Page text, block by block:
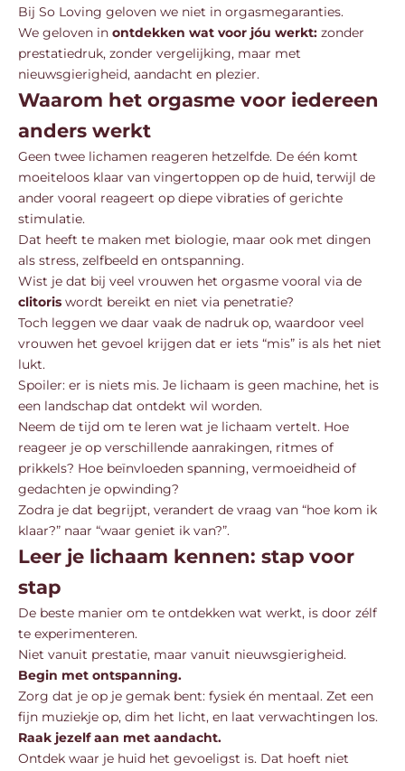
Bij So Loving geloven we niet in orgasmegaranties.
We geloven in ontdekken wat voor jóu werkt: zonder
prestatiedruk, zonder vergelijking, maar met
nieuwsgierigheid, aandacht en plezier.
Waarom het orgasme voor iedereen
anders werkt
Geen twee lichamen reageren hetzelfde. De één komt
moeiteloos klaar van vingertoppen op de huid, terwijl de
ander vooral reageert op diepe vibraties of gerichte
stimulatie.
Dat heeft te maken met biologie, maar ook met dingen
als stress, zelfbeeld en ontspanning.
Wist je dat bij veel vrouwen het orgasme vooral via de
clitoris wordt bereikt en niet via penetratie?
Toch leggen we daar vaak de nadruk op, waardoor veel
vrouwen het gevoel krijgen dat er iets “mis” is als het niet
lukt.
Spoiler: er is niets mis. Je lichaam is geen machine, het is
een landschap dat ontdekt wil worden.
Neem de tijd om te leren wat je lichaam vertelt. Hoe
reageer je op verschillende aanrakingen, ritmes of
prikkels? Hoe beïnvloeden spanning, vermoeidheid of
gedachten je opwinding?
Zodra je dat begrijpt, verandert de vraag van “hoe kom ik
klaar?” naar “waar geniet ik van?”.
Leer je lichaam kennen: stap voor
stap
De beste manier om te ontdekken wat werkt, is door zélf
te experimenteren.
Niet vanuit prestatie, maar vanuit nieuwsgierigheid.
Begin met ontspanning.
Zorg dat je op je gemak bent: fysiek én mentaal. Zet een
fijn muziekje op, dim het licht, en laat verwachtingen los.
Raak jezelf aan met aandacht.
Ontdek waar je huid het gevoeligst is. Dat hoeft niet